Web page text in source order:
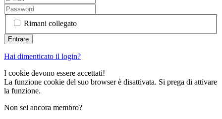
Rimani collegato
Hai dimenticato il login?
I cookie devono essere accettati!
La funzione cookie del suo browser è disattivata. Si prega di attivare
la funzione.
Non sei ancora membro?